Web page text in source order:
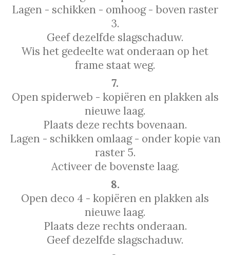
Lagen - schikken - omhoog - boven raster
3.
Geef dezelfde slagschaduw.
Wis het gedeelte wat onderaan op het
frame staat weg.
7.
Open spiderweb - kopiëren en plakken als
nieuwe laag.
Plaats deze rechts bovenaan.
Lagen - schikken omlaag - onder kopie van
raster 5.
Activeer de bovenste laag.
8.
Open deco 4 - kopiëren en plakken als
nieuwe laag.
Plaats deze rechts onderaan.
Geef dezelfde slagschaduw.